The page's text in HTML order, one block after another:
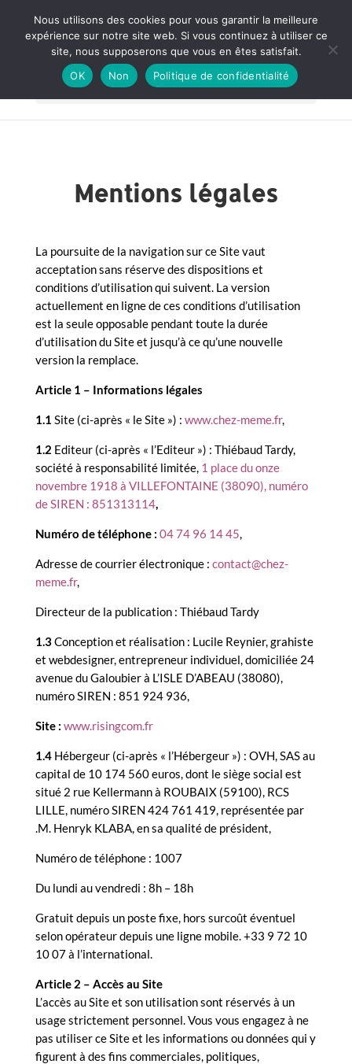
Sélectionner une page
Mentions légales
La poursuite de la navigation sur ce Site vaut
acceptation sans réserve des dispositions et
conditions d’utilisation qui suivent. La version
actuellement en ligne de ces conditions d’utilisation
est la seule opposable pendant toute la durée
d’utilisation du Site et jusqu’à ce qu’une nouvelle
version la remplace.
Article 1 – Informations légales
1.1 Site (ci-après « le Site ») : www.chez-meme.fr,
1.2 Editeur (ci-après « l’Editeur ») : Thiébaud Tardy,
société à responsabilité limitée, 1 place du onze
novembre 1918 à VILLEFONTAINE (38090), numéro
de SIREN : 851313114,
Numéro de téléphone : 04 74 96 14 45,
Adresse de courrier électronique : contact@chez-
meme.fr,
Directeur de la publication : Thiébaud Tardy
1.3Conception et réalisation : Lucile Reynier, grahiste
et webdesigner, entrepreneur individuel, domiciliée 24
avenue du Galoubier à L’ISLE D’ABEAU (38080),
numéro SIREN : 851 924 936,
Site : www.risingcom.fr
1.4 Hébergeur (ci-après « l’Hébergeur ») : OVH, SAS au
capital de 10 174 560 euros, dont le siège social est
situé 2 rue Kellermann à ROUBAIX (59100), RCS
LILLE, numéro SIREN 424 761 419, représentée par
.M. Henryk KLABA, en sa qualité de président,
Numéro de téléphone : 1007
Du lundi au vendredi : 8h – 18h
Gratuit depuis un poste fixe, hors surcoût éventuel
selon opérateur depuis une ligne mobile. +33 9 72 10
10 07 à l’international.
Article 2 – Accès au Site
L’accès au Site et son utilisation sont réservés à un
usage strictement personnel. Vous vous engagez à ne
pas utiliser ce Site et les informations ou données qui y
figurent à des fins commerciales, politiques,
Nous utilisons des cookies pour vous garantir la meilleure
expérience sur notre site web. Si vous continuez à utiliser ce
site, nous supposerons que vous en êtes satisfait.
OK
Non Politique de confidentialité